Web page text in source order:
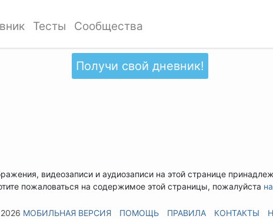
Тесты Сообщества
Получи свой дневник!
видеозаписи и аудиозаписи на этой странице
пожаловаться на содержимое этой страницы, пожалуйста
МОБИЛЬНАЯ ВЕРСИЯ ПОМОЩЬ ПРАВИЛА КОНТАКТЫ